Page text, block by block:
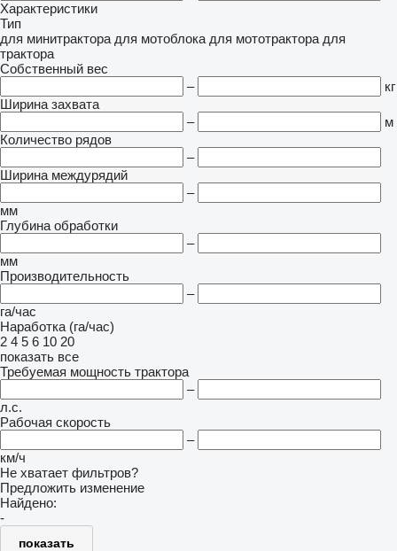
Характеристики
Тип
для минитрактора для мотоблока для мототрактора для
трактора
Собственный вес
–
кг
Ширина захвата
–
м
Количество рядов
–
Ширина междурядий
–
мм
Глубина обработки
–
мм
Производительность
–
га/час
Наработка (га/час)
2 4 5 6 10 20
показать все
Требуемая мощность трактора
–
л.с.
Рабочая скорость
–
км/ч
Не хватает фильтров?
Предложить изменение
Найдено:
-
показать